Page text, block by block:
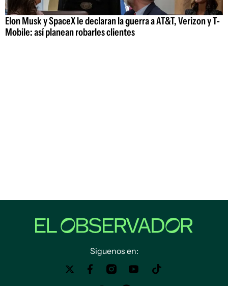
Elon Musk y SpaceX le declaran la guerra a AT&T, Verizon y T-
Mobile: así planean robarles clientes
Siguenos en: